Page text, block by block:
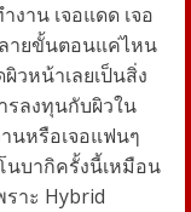
าน เจอแดด เจอ
ายขั้นตอนแค่ไหน
วหน้าเลยเป็นสิ่ง
รลงทุนกับผิวใน
นหรือเจอแฟนๆ
นบากิครั้งนี้เหมือน
าะ Hybrid